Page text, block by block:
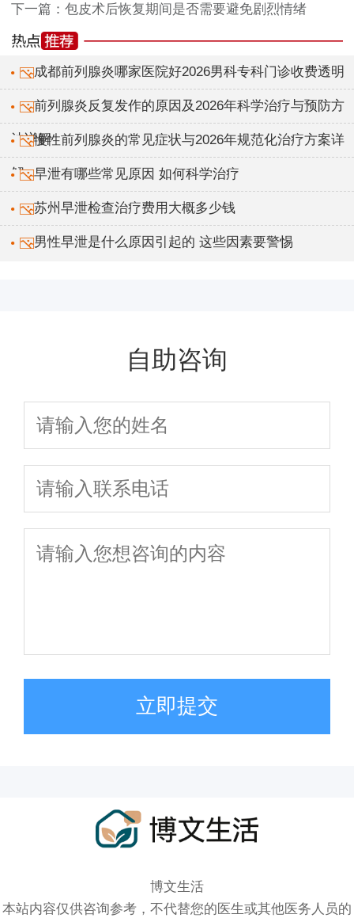
下一篇： 包皮术后恢复期间是否需要避免剧烈情绪
成都前列腺炎哪家医院好2026男科专科门诊收费透明
前列腺炎反复发作的原因及2026年科学治疗与预防方
法详解慢性前列腺炎的常见症状与2026年规范化治疗方案详
解 早泄有哪些常见原因 如何科学治疗
苏州早泄检查治疗费用大概多少钱
男性早泄是什么原因引起的 这些因素要警惕
自助咨询
立即提交
博文生活
本站内容仅供咨询参考，不代替您的医生或其他医务人员的